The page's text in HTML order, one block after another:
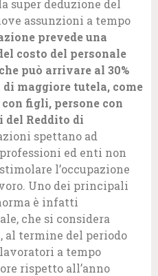
super deduzione del
assunzioni a tempo
prevede una
costo del personale
può arrivare al 30%
maggiore tutela, come
figli, persone con
Reddito di
spettano ad
ed enti non
l’occupazione
Uno dei principali
è infatti
che si considera
al termine del periodo
a tempo
rispetto all’anno